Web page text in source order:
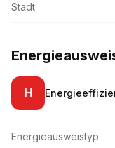
Stadt
H
Energieausweistyp